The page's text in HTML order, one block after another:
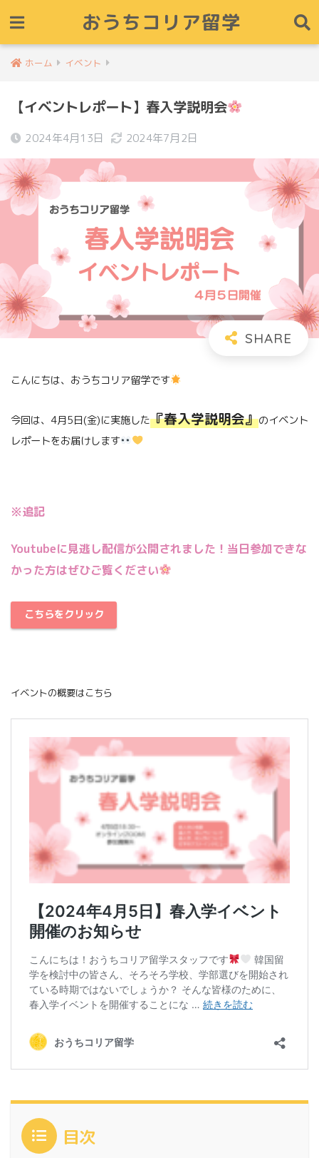
おうちコリア留学
ホーム イベント
【イベントレポート】春入学説明会
2024年4月13日 2024年7月2日
こんにちは、おうちコリア留学です
今回は、4月5日(金)に実施した『春入学説明会』のイベント
レポートをお届けします
※追記
Youtubeに見逃し配信が公開されました！当日参加できな
かった方はぜひご覧ください
こちらをクリック
イベントの概要はこちら
目次